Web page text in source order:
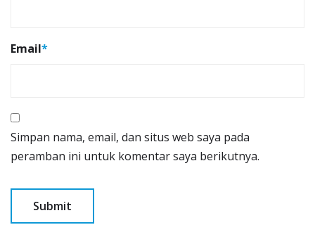
Email*
Simpan nama, email, dan situs web saya pada
peramban ini untuk komentar saya berikutnya.